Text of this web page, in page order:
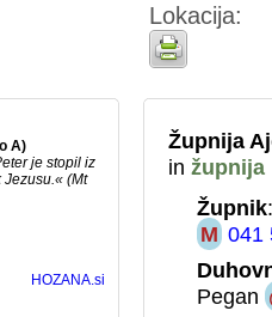
Lokacija:
Župnija
in župnija
Župnik
M 041
Pegan